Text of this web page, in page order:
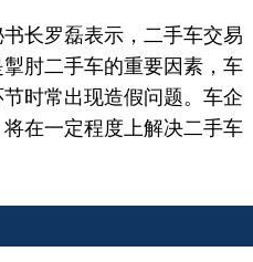
长罗磊表示，二手车交易
肘二手车的重要因素，车
时常出现造假问题。车企
在一定程度上解决二手车